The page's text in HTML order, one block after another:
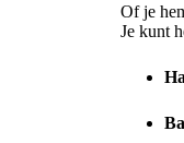
Of je
Je kunt